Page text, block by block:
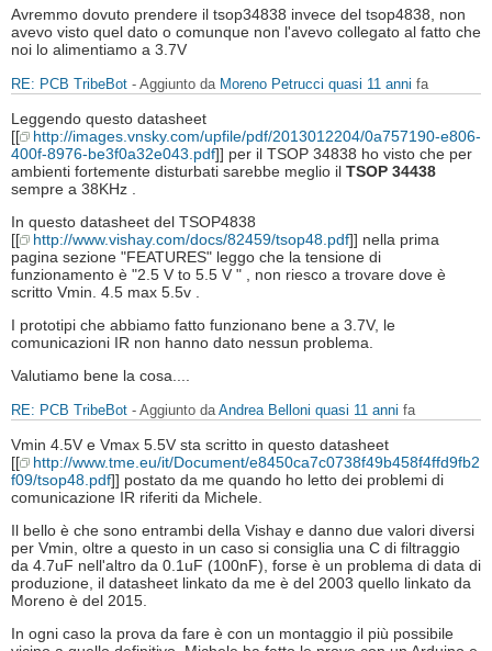
Avremmo dovuto prendere il tsop34838 invece del tsop4838, non
avevo visto quel dato o comunque non l'avevo collegato al fatto che
noi lo alimentiamo a 3.7V
RE: PCB TribeBot - Aggiunto da Moreno Petrucci quasi 11 anni fa
Leggendo questo datasheet
[[
http://images.vnsky.com/upfile/pdf/2013012204/0a757190-e806-
400f-8976-be3f0a32e043.pdf]] per il TSOP 34838 ho visto che per
ambienti fortemente disturbati sarebbe meglio il TSOP 34438
sempre a 38KHz .
In questo datasheet del TSOP4838
[[
http://www.vishay.com/docs/82459/tsop48.pdf]] nella prima
pagina sezione "FEATURES" leggo che la tensione di
funzionamento è "2.5 V to 5.5 V " , non riesco a trovare dove è
scritto Vmin. 4.5 max 5.5v .
I prototipi che abbiamo fatto funzionano bene a 3.7V, le
comunicazioni IR non hanno dato nessun problema.
Valutiamo bene la cosa....
RE: PCB TribeBot - Aggiunto daAndrea Belloni quasi 11 anni fa
Vmin 4.5V e Vmax 5.5V sta scritto in questo datasheet
[[
http://www.tme.eu/it/Document/e8450ca7c0738f49b458f4ffd9fb2
f09/tsop48.pdf]] postato da me quando ho letto dei problemi di
comunicazione IR riferiti da Michele.
Il bello è che sono entrambi della Vishay e danno due valori diversi
per Vmin, oltre a questo in un caso si consiglia una C di filtraggio
da 4.7uF nell'altro da 0.1uF (100nF), forse è un problema di data di
produzione, il datasheet linkato da me è del 2003 quello linkato da
Moreno è del 2015.
In ogni caso la prova da fare è con un montaggio il più possibile